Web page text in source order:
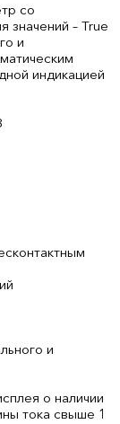
со
значений – True
и
индикацией
и
о наличии
тока свыше 1